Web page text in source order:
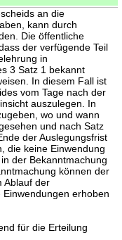
an die
kann durch
Die öffentliche
der verfügende Teil
in
3 Satz 1 bekannt
In diesem Fall ist
vom Tage nach der
auszulegen. In
wo und wann
und nach Satz
der Auslegungsfrist
die keine Einwendung
der Bekanntmachung
können der
Ablauf der
erhoben
für die Erteilung